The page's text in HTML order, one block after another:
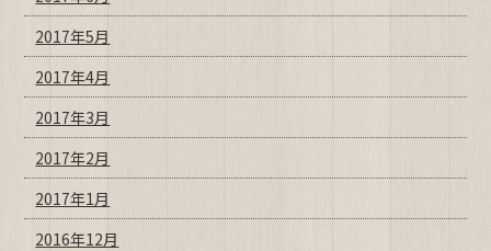
2017年5月
2017年4月
2017年3月
2017年2月
2017年1月
2016年12月